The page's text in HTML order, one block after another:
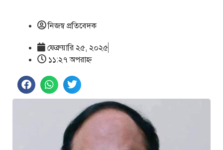
নিজস্ব প্রতিবেদক
ফেব্রুয়ারি ২৫, ২০২৫
১১:২৭ অপরাহ্ণ